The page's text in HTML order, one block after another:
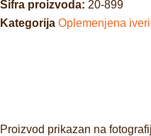
Šifra proizvoda: 20-899
Kategorija Oplemenjena
Proizvod prikazan na